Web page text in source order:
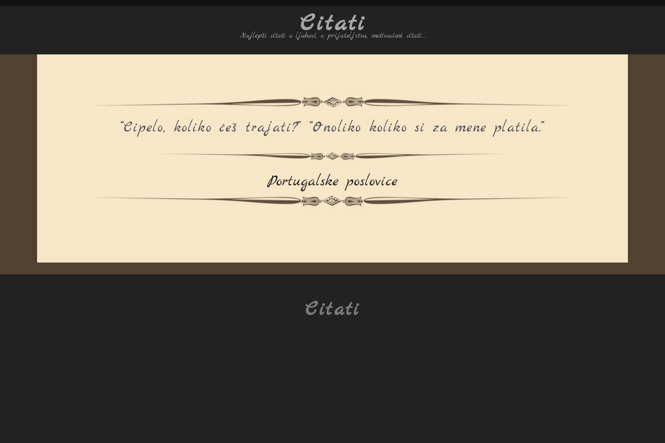
Citati
Najlepši citati o ljubavi, o prijateljstvu, motivacioni citati…
“Cipelo, koliko ćeš trajati?” “Onoliko koliko si za mene platila.”
Portugalske poslovice
Citati